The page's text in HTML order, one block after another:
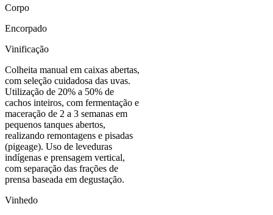
Corpo
Encorpado
Vinificação
Colheita manual em caixas abertas,
com seleção cuidadosa das uvas.
Utilização de 20% a 50% de
cachos inteiros, com fermentação e
maceração de 2 a 3 semanas em
pequenos tanques abertos,
realizando remontagens e pisadas
(pigeage). Uso de leveduras
indígenas e prensagem vertical,
com separação das frações de
prensa baseada em degustação.
Vinhedo